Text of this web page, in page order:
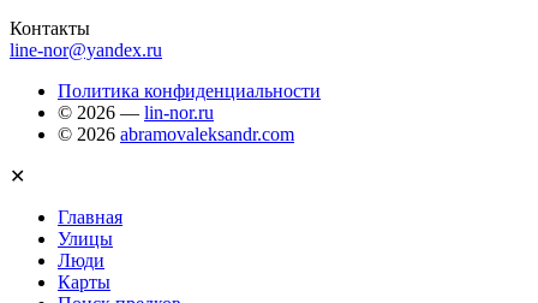
Контакты
line-nor@yandex.ru
Политика конфиденциальности
© 2026 — lin-nor.ru
© 2026 abramovaleksandr.com
✕
Главная
Улицы
Люди
Карты